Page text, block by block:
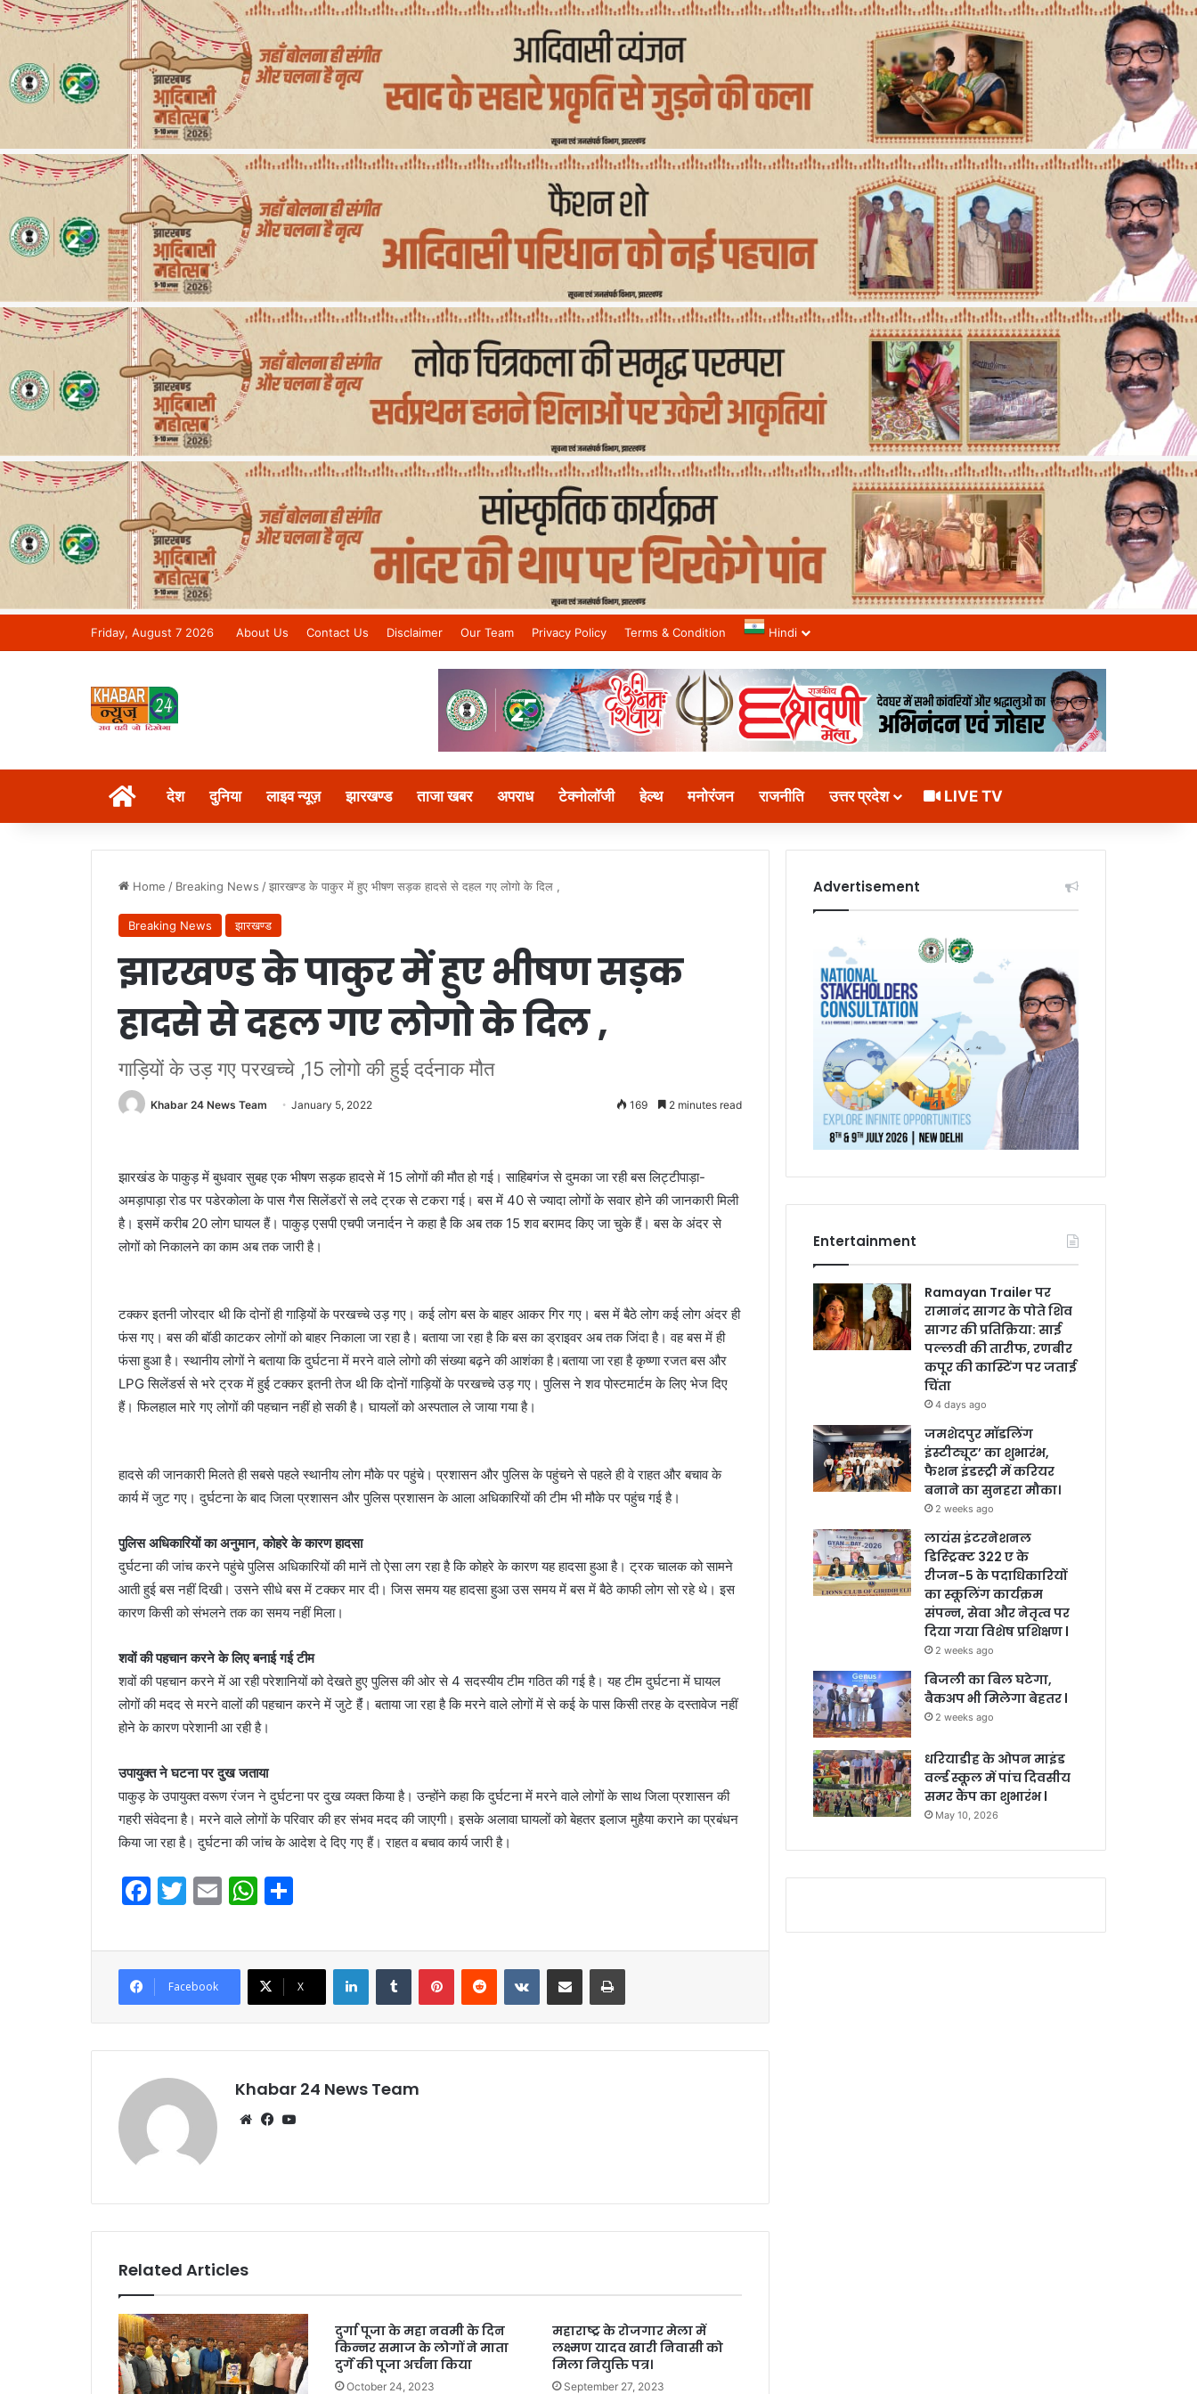
Friday, August 7 2026 About Us Contact Us Disclaimer Our Team Privacy Policy Terms & Condition Hindi
Khabar 24 News Tv | Bihar/Jharkhand No.1 News Channel
देश दुनिया लाइव न्यूज़ झारखण्ड ताजा खबर अपराध टेक्नोलॉजी हेल्थ मनोरंजन राजनीति उत्तर प्रदेश LIVE TV
Home / Breaking News /झारखण्ड के पाकुर में हुए भीषण सड़क हादसे से दहल गए लोगो के दिल ,
Breaking News झारखण्ड
झारखण्ड के पाकुर में हुए भीषण सड़क
हादसे से दहल गए लोगो के दिल ,
गाड़ियों के उड़ गए परखच्चे ,15 लोगो की हुई दर्दनाक मौत
Khabar 24 News Team January 5, 2022 169 2 minutes read
झारखंड के पाकुड़ में बुधवार सुबह एक भीषण सड़क हादसे में 15 लोगों की मौत हो गई। साहिबगंज से दुमका जा रही बस लिट्टीपाड़ा-
अमड़ापाड़ा रोड पर पडेरकोला के पास गैस सिलेंडरों से लदे ट्रक से टकरा गई। बस में 40 से ज्यादा लोगों के सवार होने की जानकारी मिली
है। इसमें करीब 20 लोग घायल हैं। पाकुड़ एसपी एचपी जनार्दन ने कहा है कि अब तक 15 शव बरामद किए जा चुके हैं। बस के अंदर से
लोगों को निकालने का काम अब तक जारी है।
टक्कर इतनी जोरदार थी कि दोनों ही गाड़ियों के परखच्चे उड़ गए। कई लोग बस के बाहर आकर गिर गए। बस में बैठे लोग कई लोग अंदर ही
फंस गए। बस की बॉडी काटकर लोगों को बाहर निकाला जा रहा है। बताया जा रहा है कि बस का ड्राइवर अब तक जिंदा है। वह बस में ही
फंसा हुआ है। स्थानीय लोगों ने बताया कि दुर्घटना में मरने वाले लोगो की संख्या बढ़ने की आशंका है।बताया जा रहा है कृष्णा रजत बस और
LPG सिलेंडर्स से भरे ट्रक में हुई टक्कर इतनी तेज थी कि दोनों गाड़ियों के परखच्चे उड़ गए। पुलिस ने शव पोस्टमार्टम के लिए भेज दिए
हैं। फिलहाल मारे गए लोगों की पहचान नहीं हो सकी है। घायलों को अस्पताल ले जाया गया है।
हादसे की जानकारी मिलते ही सबसे पहले स्थानीय लोग मौके पर पहुंचे। प्रशासन और पुलिस के पहुंचने से पहले ही वे राहत और बचाव के
कार्य में जुट गए। दुर्घटना के बाद जिला प्रशासन और पुलिस प्रशासन के आला अधिकारियों की टीम भी मौके पर पहुंच गई है।
पुलिस अधिकारियों का अनुमान, कोहरे के कारण हादसा
दुर्घटना की जांच करने पहुंचे पुलिस अधिकारियों की मानें तो ऐसा लग रहा है कि कोहरे के कारण यह हादसा हुआ है। ट्रक चालक को सामने
आती हुई बस नहीं दिखी। उसने सीधे बस में टक्कर मार दी। जिस समय यह हादसा हुआ उस समय में बस में बैठे काफी लोग सो रहे थे। इस
कारण किसी को संभलने तक का समय नहीं मिला।
शवों की पहचान करने के लिए बनाई गई टीम
शवों की पहचान करने में आ रही परेशानियों को देखते हुए पुलिस की ओर से 4 सदस्यीय टीम गठित की गई है। यह टीम दुर्घटना में घायल
लोगों की मदद से मरने वालों की पहचान करने में जुटे हैंं। बताया जा रहा है कि मरने वाले लोगों में से कई के पास किसी तरह के दस्तावेज नहीं
होने के कारण परेशानी आ रही है।
उपायुक्त ने घटना पर दुख जताया
पाकुड़ के उपायुक्त वरूण रंजन ने दुर्घटना पर दुख व्यक्त किया है। उन्होंने कहा कि दुर्घटना में मरने वाले लोगों के साथ जिला प्रशासन की
गहरी संवेदना है। मरने वाले लोगों के परिवार की हर संभव मदद की जाएगी। इसके अलावा घायलों को बेहतर इलाज मुहैया कराने का प्रबंधन
किया जा रहा है। दुर्घटना की जांच के आदेश दे दिए गए हैं। राहत व बचाव कार्य जारी है।
F
c
e
b
o
o
k
T
itt
er
E
ai
l
W
at
s
A
p
p
ar
e
Facebook X
LinkedInTumblr PinterestReddit VKontakteShare via Email Print
Khabar 24 News Team
WebsiteFacebook
Related Articles
दुर्गा पूजा के महा नवमी के दिन
किन्नर समाज के लोगों ने माता
दुर्गे की पूजा अर्चना किया
October 24, 2023
महाराष्ट्र के रोजगार मेला में
लक्ष्मण यादव खारी निवासी को
मिला नियुक्ति पत्र‌।
September 27, 2023
Advertisement
Entertainment
Ramayan Trailer पर
रामानंद सागर के पोते शिव
सागर की प्रतिक्रिया: साई
पल्लवी की तारीफ, रणबीर
कपूर की कास्टिंग पर जताई
चिंता
4 days ago
जमशेदपुर मॉडलिंग
इंस्टीट्यूट’ का शुभारंभ,
फैशन इंडस्ट्री में करियर
बनाने का सुनहरा मौका।
2 weeks ago
लायंस इंटरनेशनल
डिस्ट्रिक्ट 322 ए के
रीजन-5 के पदाधिकारियों
का स्कूलिंग कार्यक्रम
संपन्न, सेवा और नेतृत्व पर
दिया गया विशेष प्रशिक्षण l
2 weeks ago
बिजली का बिल घटेगा,
बैकअप भी मिलेगा बेहतर l
2 weeks ago
धरियाडीह के ओपन माइंड
वर्ल्ड स्कूल में पांच दिवसीय
समर कैंप का शुभारंभ l
May 10, 2026